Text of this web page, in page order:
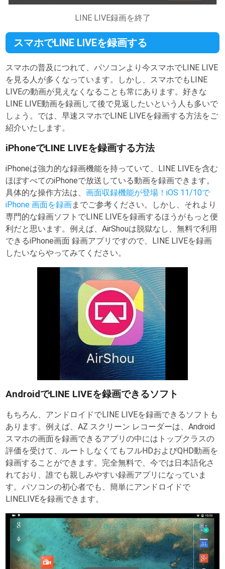
LINE LIVE録画を終了
スマホでLINE LIVEを録画する
スマホの普及につれて、パソコンより今スマホでLINE LIVE
を見る人が多くなっています。しかし、スマホでもLINE
LIVEの動画が見えなくなることも常にあります。好きな
LINE LIVE動画を録画して後で見返したいという人も多いで
しょう。では、早速スマホでLINE LIVEを録画する方法をご
紹介いたします。
iPhoneでLINE LIVEを録画する方法
iPhoneは強力的な録画機能を持っていて、LINE LIVEを含む
ほぼすべてのiPhoneで放送している動画を録画できます。
具体的な操作方法は、画面収録機能が登場！iOS 11/10で
iPhone 画面を録画までご参考ください。しかし、それより
専門的な録画ソフトでLINE LIVEを録画するほうがもっと便
利だと思います。例えば、AirShouは脱獄なし、無料で利用
できるiPhone画面 録画アプリですので、LINE LIVEを録画
したいならやってみてください。
AndroidでLINE LIVEを録画できるソフト
もちろん、アンドロイドでLINE LIVEを録画できるソフトも
あります。例えば、AZ スクリーン レコーダーは、Android
スマホの画面を録画できるアプリの中にはトップクラスの
評価を受けて、ルートしなくてもフルHDおよびQHD動画を
録画することができます。完全無料で、今では日本語化さ
れており、誰でも親しみやすい録画アプリになっていま
す。パソコンの初心者でも、簡単にアンドロイドで
LINELIVEを録画できます。